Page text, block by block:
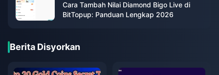
Cara Tambah Nilai Diamond Bigo Live di
BitTopup: Panduan Lengkap 2026
Berita Disyorkan